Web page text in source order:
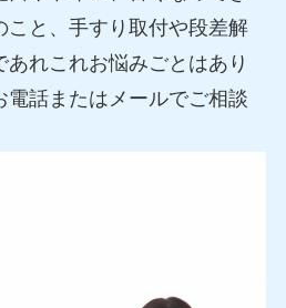
こと、手すり取付や段差解
れこれお悩みごとはあり
電話またはメールでご相談